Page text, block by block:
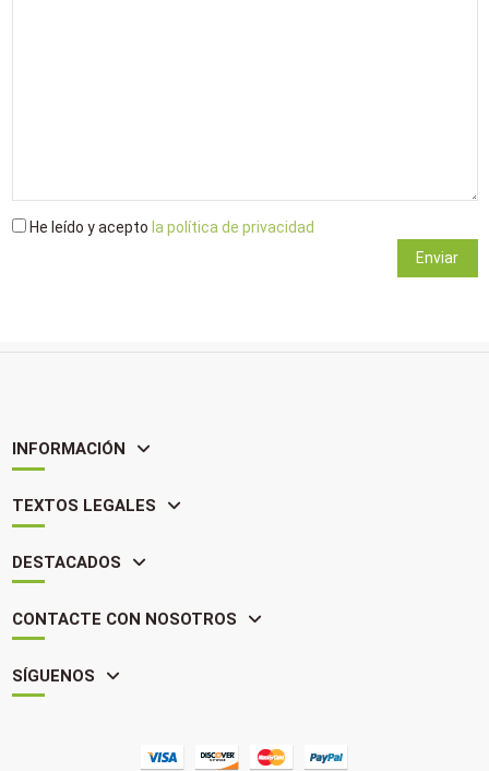
He leído y acepto la política de privacidad
INFORMACIÓN
TEXTOS LEGALES
DESTACADOS
CONTACTE CON NOSOTROS
SÍGUENOS